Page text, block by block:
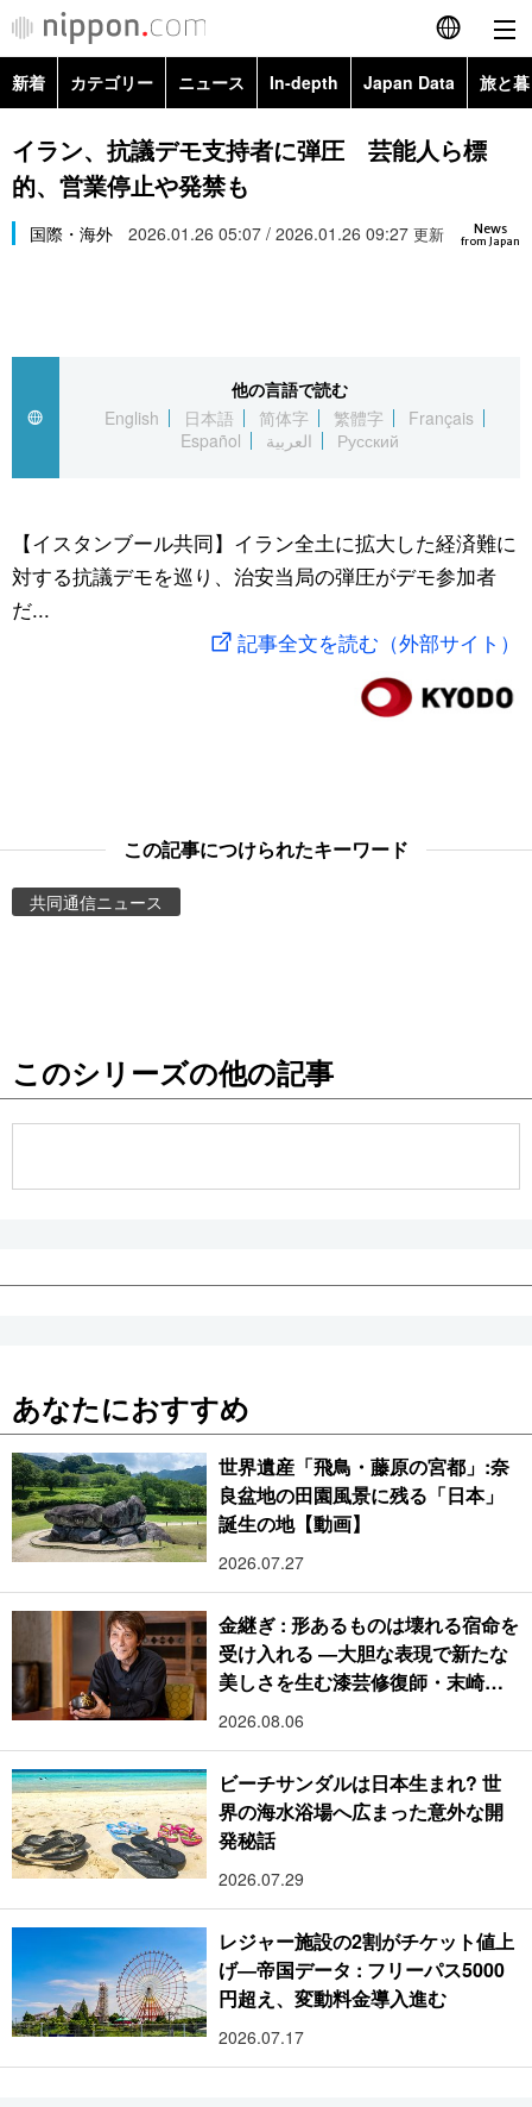
English
简体字
Русский
カテゴリー
経済・ビジネス
国際
文化
トップ
アーカイブ
In-depth
Japan Data
動画/Live
People
新着 カテゴリー ニュース In-depth Japan Data 旅と
政治・外交
経済・ビジネス
スポーツ・東京2020
Topics
イラン、抗議デモ支持者に弾圧 芸能人ら標
的、営業停止や発禁も
News
from Japan
国際・海外 2026.01.26 05:07 / 2026.01.26 09:27 更新
他の言語で読む
English
日本語 简体字 繁體字
Français
Español
العربية Русский
【イスタンブール共同】イラン全土に拡大した経済難に
対する抗議デモを巡り、治安当局の弾圧がデモ参加者
だ...
記事全文を読む（外部サイト）
この記事につけられたキーワード
共同通信ニュース
このシリーズの他の記事
あなたにおすすめ
世界遺産「飛鳥・藤原の宮都」:奈
良盆地の田園風景に残る「日本」
誕生の地【動画】
2026.07.27
金継ぎ : 形あるものは壊れる宿命を
受け入れる ―大胆な表現で新たな
美しさを生む漆芸修復師・末崎広
樹
2026.08.06
ビーチサンダルは日本生まれ? 世
界の海水浴場へ広まった意外な開
発秘話
2026.07.29
レジャー施設の2割がチケット値上
げ―帝国データ : フリーパス5000
円超え、変動料金導入進む
2026.07.17